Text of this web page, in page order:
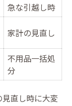
急な引越し時
家計の見直し
不用品一括処
分
直し時に大変